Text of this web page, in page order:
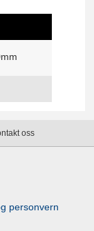
oss
personvern